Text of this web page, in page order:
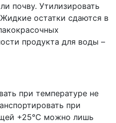
почву. Утилизировать
остатки сдаются в
продукта для воды –
при температуре не
при
+25°C можно лишь